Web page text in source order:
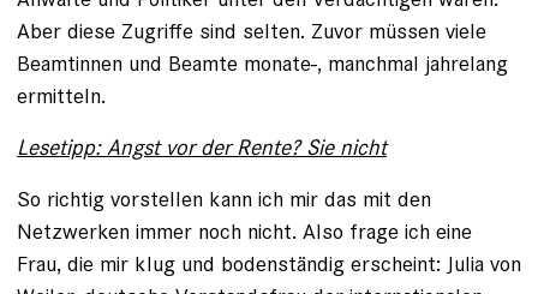
Aber diese Zugriffe sind selten. Zuvor müssen viele
Beamtinnen und Beamte monate-, manchmal jahrelang
ermitteln.
Lesetipp: Angst vor der Rente? Sie nicht
So richtig vorstellen kann ich mir das mit den
Netzwerken immer noch nicht. Also frage ich eine
Frau, die mir klug und bodenständig erscheint: Julia von